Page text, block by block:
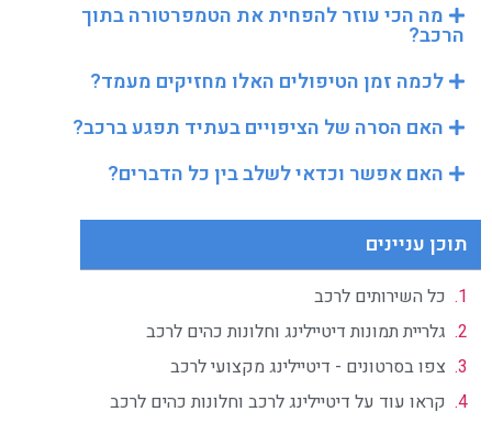
מה הכי עוזר להפחית את הטמפרטורה בתוך
הרכב?
לכמה זמן הטיפולים האלו מחזיקים מעמד?
האם הסרה של הציפויים בעתיד תפגע ברכב?
האם אפשר וכדאי לשלב בין כל הדברים?
תוכן עניינים
כל השירותים לרכב
גלריית תמונות דיטיילינג וחלונות כהים לרכב
צפו בסרטונים - דיטיילינג מקצועי לרכב
קראו עוד על דיטיילינג לרכב וחלונות כהים לרכב